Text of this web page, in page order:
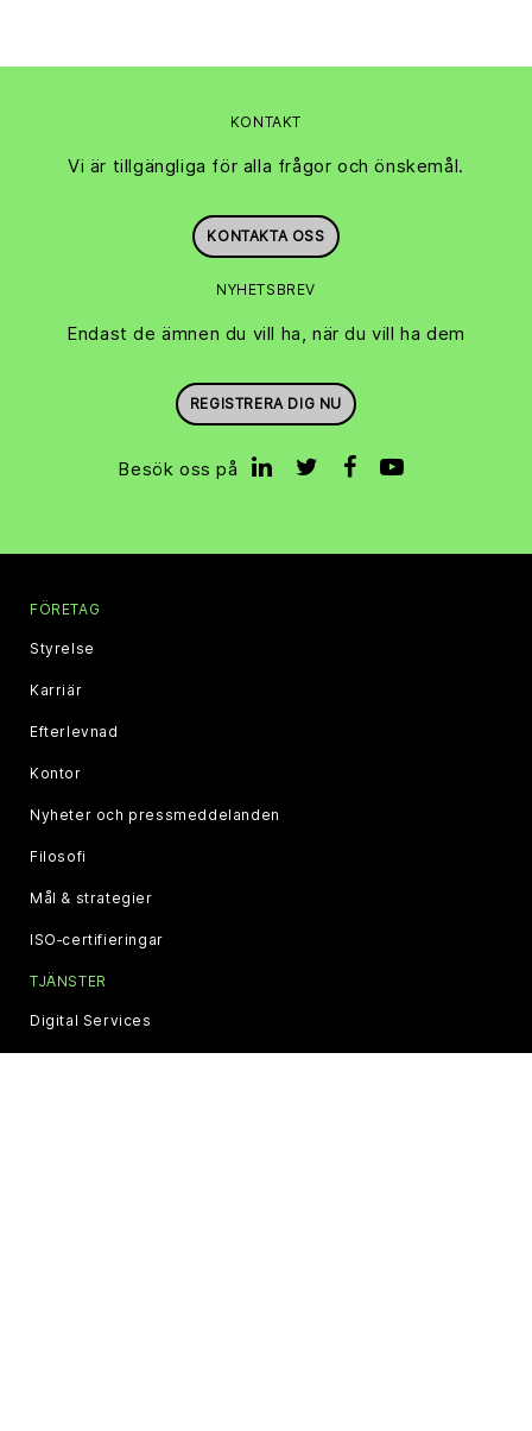
KONTAKT
Vi är tillgängliga för alla frågor och önskemål.
KONTAKTA OSS
NYHETSBREV
Endast de ämnen du vill ha, när du vill ha dem
REGISTRERA DIG NU
Besök oss på
FÖRETAG
Styrelse
Karriär
Efterlevnad
Kontor
Nyheter och pressmeddelanden
Filosofi
Mål & strategier
ISO‑certifieringar
TJÄNSTER
Digital Services